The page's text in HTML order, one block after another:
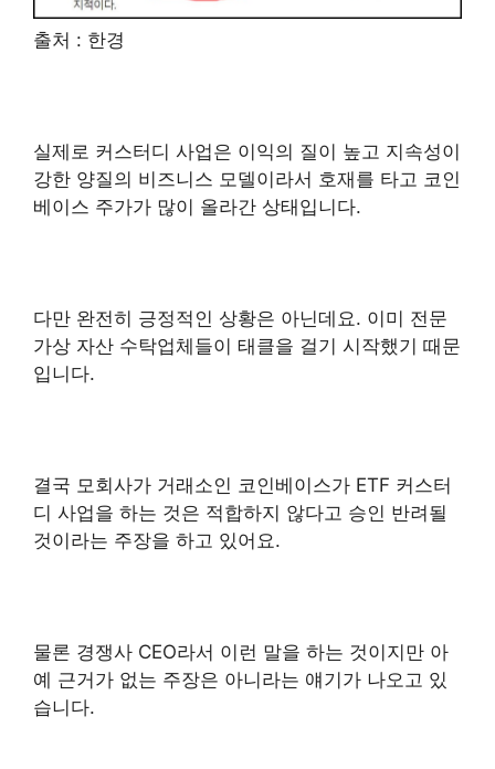
출처 : 한경
실제로 커스터디 사업은 이익의 질이 높고 지속성이
강한 양질의 비즈니스 모델이라서 호재를 타고 코인
베이스 주가가 많이 올라간 상태입니다.
다만 완전히 긍정적인 상황은 아닌데요. 이미 전문
가상 자산 수탁업체들이 태클을 걸기 시작했기 때문
입니다.
결국 모회사가 거래소인 코인베이스가 ETF 커스터
디 사업을 하는 것은 적합하지 않다고 승인 반려될
것이라는 주장을 하고 있어요.
물론 경쟁사 CEO라서 이런 말을 하는 것이지만 아
예 근거가 없는 주장은 아니라는 얘기가 나오고 있
습니다.